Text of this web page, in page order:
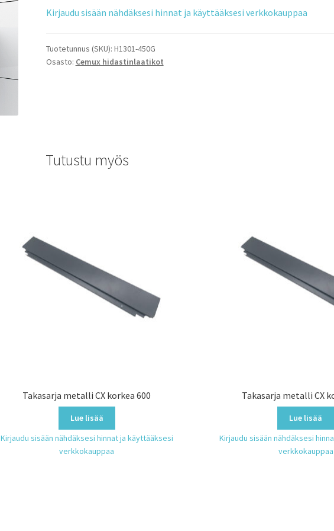
Kirjaudu sisään nähdäksesi hinnat ja käyttääksesi verkkokauppaa
Tuotetunnus (SKU): H1301-450G
Osasto: Cemux hidastinlaatikot
Tutustu myös
Takasarja metalli CX korkea 600
Lue lisää
Kirjaudu sisään nähdäksesi hinnat ja käyttääksesi
verkkokauppaa
Takasarja metalli CX
Lue lisää
Kirjaudu sisään nähdäksesi
verkkokauppaa